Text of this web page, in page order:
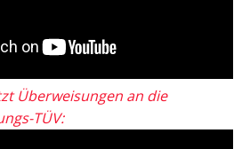
Überweisungen an die
TÜV: